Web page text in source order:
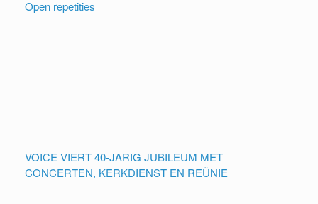
Open repetities
VOICE VIERT 40-JARIG JUBILEUM MET
CONCERTEN, KERKDIENST EN REÜNIE